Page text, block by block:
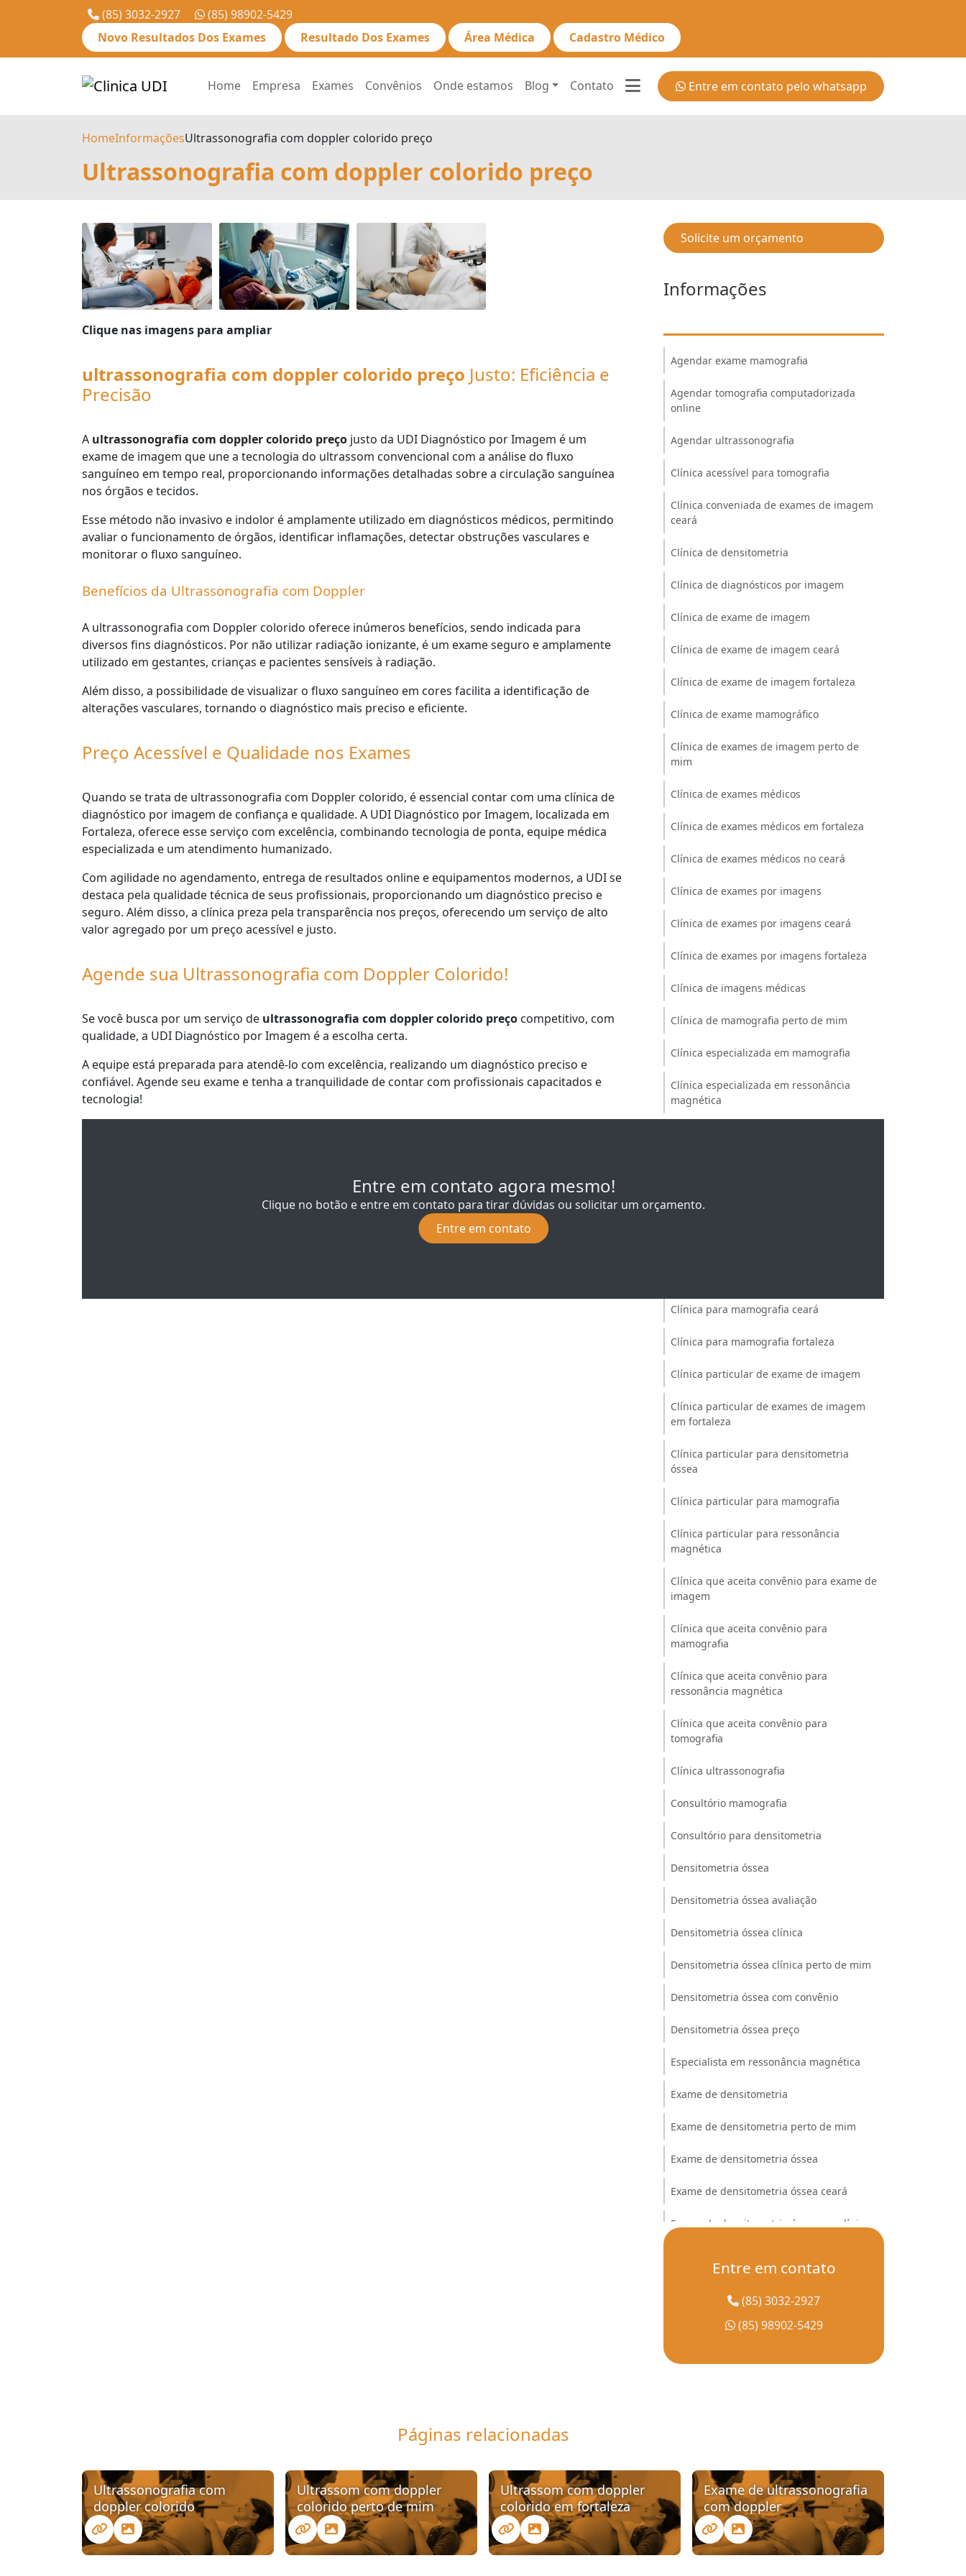
(85) 3032-2927
(85) 98902-5429
Novo Resultados Dos Exames
Resultado Dos Exames Área Médica Cadastro Médico
Home Empresa Exames Convênios Onde estamos Blog Contato Entre em contato pelo whatsapp
HomeInformaçõesUltrassonografia com doppler colorido preço
Ultrassonografia com doppler colorido preço
Clique nas imagens para ampliar
ultrassonografia com doppler colorido preço Justo: Eficiência e
Precisão
A ultrassonografia com doppler colorido preço justo da UDI Diagnóstico por Imagem é um
exame de imagem que une a tecnologia do ultrassom convencional com a análise do fluxo
sanguíneo em tempo real, proporcionando informações detalhadas sobre a circulação sanguínea
nos órgãos e tecidos.
Esse método não invasivo e indolor é amplamente utilizado em diagnósticos médicos, permitindo
avaliar o funcionamento de órgãos, identificar inflamações, detectar obstruções vasculares e
monitorar o fluxo sanguíneo.
Benefícios da Ultrassonografia com Doppler
A ultrassonografia com Doppler colorido oferece inúmeros benefícios, sendo indicada para
diversos fins diagnósticos. Por não utilizar radiação ionizante, é um exame seguro e amplamente
utilizado em gestantes, crianças e pacientes sensíveis à radiação.
Além disso, a possibilidade de visualizar o fluxo sanguíneo em cores facilita a identificação de
alterações vasculares, tornando o diagnóstico mais preciso e eficiente.
Preço Acessível e Qualidade nos Exames
Quando se trata de ultrassonografia com Doppler colorido, é essencial contar com uma clínica de
diagnóstico por imagem de confiança e qualidade. A UDI Diagnóstico por Imagem, localizada em
Fortaleza, oferece esse serviço com excelência, combinando tecnologia de ponta, equipe médica
especializada e um atendimento humanizado.
Com agilidade no agendamento, entrega de resultados online e equipamentos modernos, a UDI se
destaca pela qualidade técnica de seus profissionais, proporcionando um diagnóstico preciso e
seguro. Além disso, a clínica preza pela transparência nos preços, oferecendo um serviço de alto
valor agregado por um preço acessível e justo.
Agende sua Ultrassonografia com Doppler Colorido!
Se você busca por um serviço de ultrassonografia com doppler colorido preço competitivo, com
qualidade, a UDI Diagnóstico por Imagem é a escolha certa.
A equipe está preparada para atendê-lo com excelência, realizando um diagnóstico preciso e
confiável. Agende seu exame e tenha a tranquilidade de contar com profissionais capacitados e
tecnologia!
Entre em contato agora mesmo!
Clique no botão e entre em contato para tirar dúvidas ou solicitar um orçamento.
Entre em contato
Solicite um orçamento
Informações
Agendar exame mamografia
Agendar tomografia computadorizada
online
Agendar ultrassonografia
Clínica acessível para tomografia
Clínica conveniada de exames de imagem
ceará
Clínica de densitometria
Clínica de diagnósticos por imagem
Clínica de exame de imagem
Clínica de exame de imagem ceará
Clínica de exame de imagem fortaleza
Clínica de exame mamográfico
Clínica de exames de imagem perto de
mim
Clínica de exames médicos
Clínica de exames médicos em fortaleza
Clínica de exames médicos no ceará
Clínica de exames por imagens
Clínica de exames por imagens ceará
Clínica de exames por imagens fortaleza
Clínica de imagens médicas
Clínica de mamografia perto de mim
Clínica especializada em mamografia
Clínica especializada em ressonância
magnética
Clínica médica de diagnóstico por imagem
Clínica para mamografia ceará
Clínica para mamografia fortaleza
Clínica particular de exame de imagem
Clínica particular de exames de imagem
em fortaleza
Clínica particular para densitometria
óssea
Clínica particular para mamografia
Clínica particular para ressonância
magnética
Clínica que aceita convênio para exame de
imagem
Clínica que aceita convênio para
mamografia
Clínica que aceita convênio para
ressonância magnética
Clínica que aceita convênio para
tomografia
Clínica ultrassonografia
Consultório mamografia
Consultório para densitometria
Densitometria óssea
Densitometria óssea avaliação
Densitometria óssea clínica
Densitometria óssea clínica perto de mim
Densitometria óssea com convênio
Densitometria óssea preço
Especialista em ressonância magnética
Exame de densitometria
Exame de densitometria perto de mim
Exame de densitometria óssea
Exame de densitometria óssea ceará
Exame de densitometria óssea em clínicas
Exame de densitometria óssea perto de
Exame de mamografia com convênio
Exame de ressonância magnética
Exame de ressonância magnética em
Entre em contato
(85) 3032-2927
(85) 98902-5429
Páginas relacionadas
Ultrassonografia com
doppler colorido
Ultrassom com doppler
colorido perto de mim
Ultrassom com doppler
colorido em fortaleza
Exame de ultrassonografia
com doppler